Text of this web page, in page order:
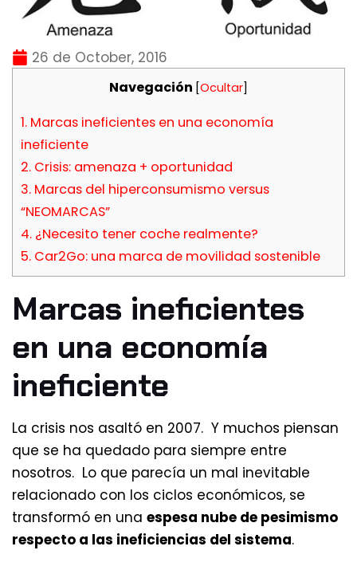
26 de October, 2016
Navegación [Ocultar]
1. Marcas ineficientes en una economía
ineficiente
2. Crisis: amenaza + oportunidad
3. Marcas del hiperconsumismo versus
“NEOMARCAS”
4. ¿Necesito tener coche realmente?
5. Car2Go: una marca de movilidad sostenible
Marcas ineficientes
en una economía
ineficiente
La crisis nos asaltó en 2007. Y muchos piensan
que se ha quedado para siempre entre
nosotros. Lo que parecía un mal inevitable
relacionado con los ciclos económicos, se
transformó en una espesa nube de pesimismo
respecto a las ineficiencias del sistema.